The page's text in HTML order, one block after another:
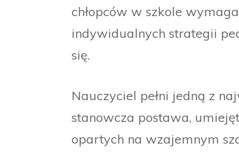
chłopców w szkole
indywidualnych strategii
się.
Nauczyciel pełni jedną z
stanowcza postawa,
opartych na wzajemnym